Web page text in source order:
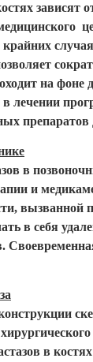
зависят
на
лечении
препаратов
в
и
в себя
в